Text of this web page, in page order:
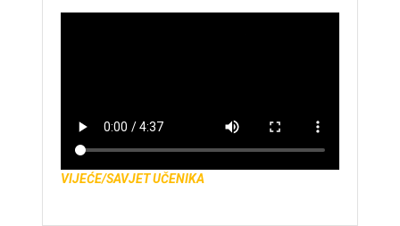
VIJEĆE/SAVJET UČENIKA